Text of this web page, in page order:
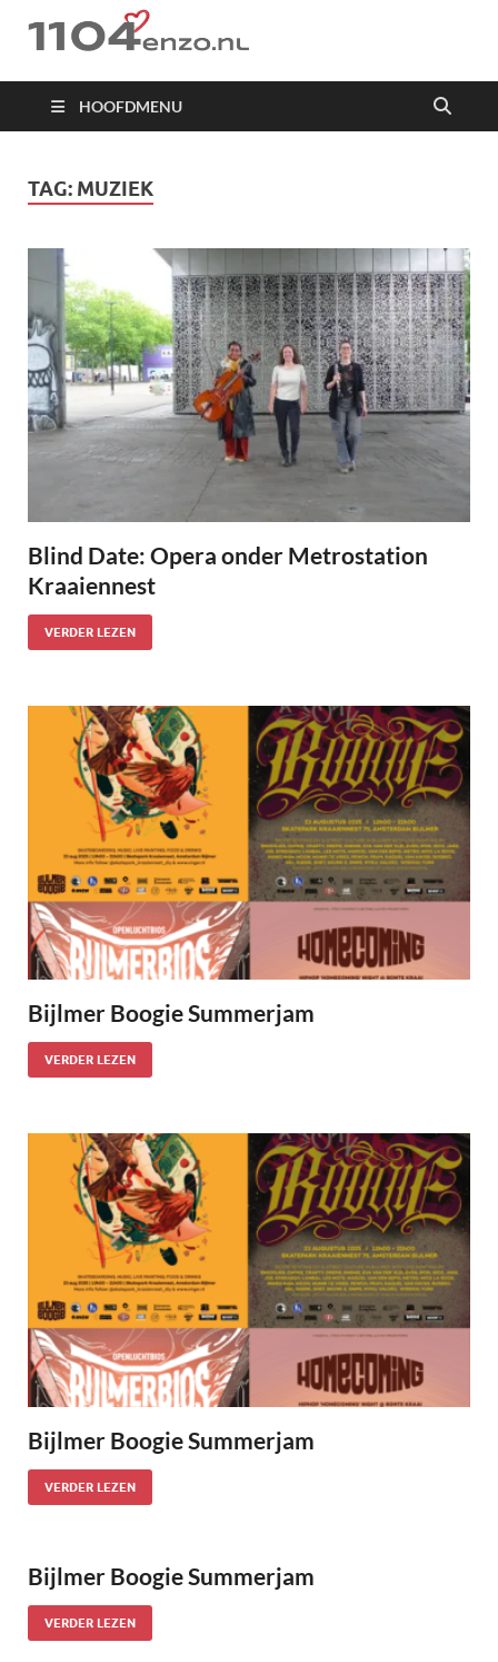
1104 en zo
HOOFDMENU
TAG: MUZIEK
Blind Date: Opera onder Metrostation
Kraaiennest
VERDER LEZEN
Bijlmer Boogie Summerjam
VERDER LEZEN
Bijlmer Boogie Summerjam
VERDER LEZEN
Bijlmer Boogie Summerjam
VERDER LEZEN